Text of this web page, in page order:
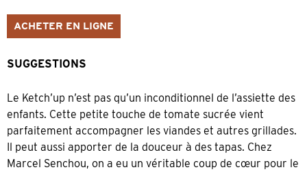
ACHETER EN LIGNE
SUGGESTIONS
Le Ketch’up n’est pas qu’un inconditionnel de l’assiette des
enfants. Cette petite touche de tomate sucrée vient
parfaitement accompagner les viandes et autres grillades.
Il peut aussi apporter de la douceur à des tapas. Chez
Marcel Senchou, on a eu un véritable coup de cœur pour le